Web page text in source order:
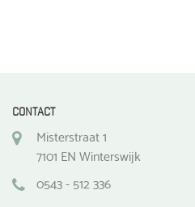
CONTACT
Misterstraat 1
7101 EN Winterswijk
0543 - 512 336